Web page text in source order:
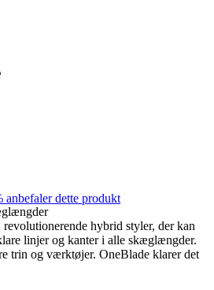
anbefaler dette produkt
hybrid styler, der kan
linjer og kanter i alle skæglængder.
trin og værktøjer. OneBlade klarer det